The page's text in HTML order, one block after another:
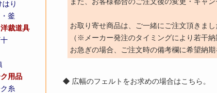
はり
釜
裁道具
用品
糸
お取り寄せ商品は、ご一緒にご注文頂きま
（※メーカー発注のタイミングにより若干
お急ぎの場合、ご注文時の備考欄に希望納
◆ 広幅のフェルトをお求めの場合はこちら